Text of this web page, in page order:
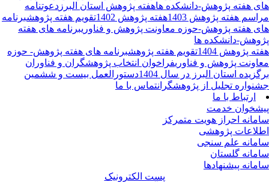
هفته پژوهش-دانشکده هاهفته پژوهش استان البرزدعوتنامه
هفته پژوهش 1403
هفته پژوهش 1402 تقویم هفته پژوهشبرنامه
هفته پژوهش-حوزه معاونت پژوهش و فناوریبرنامه های هفته
دانشکده ها
پژوهش 1404
تقویم هفته پژوهشبرنامه های هفته پژوهش- حوزه
پژوهش و فناوریفراخوان انتخاب پژوهشگران و فناوران
استان البرز در سال 1404
دستورالعمل بیست و ششمین
تجلیل از پژوهشگرانتماس با ما
ارتباط با ما
خدمت
احراز هویت متمرکز
پژوهشی
علم سنجی
گلستان
پیشنهادها
پست الکترونیک